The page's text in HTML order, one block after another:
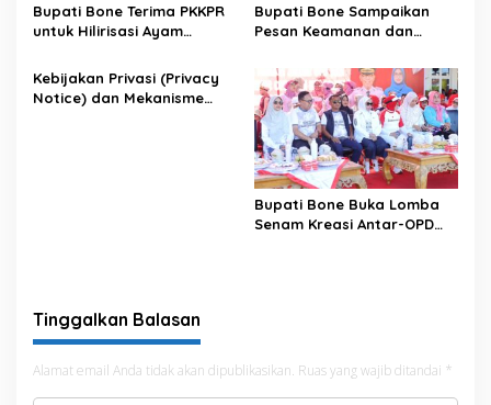
Bupati Bone Terima PKKPR
untuk Hilirisasi Ayam
Bupati Bone Sampaikan
Pesan Keamanan dan
Kebijakan Privasi (Privacy
Notice) dan Mekanisme
Bupati Bone Buka Lomba
Senam Kreasi Antar-OPD
Tinggalkan Balasan
Alamat email Anda tidak akan dipublikasikan. Ruas yang wajib ditandai *